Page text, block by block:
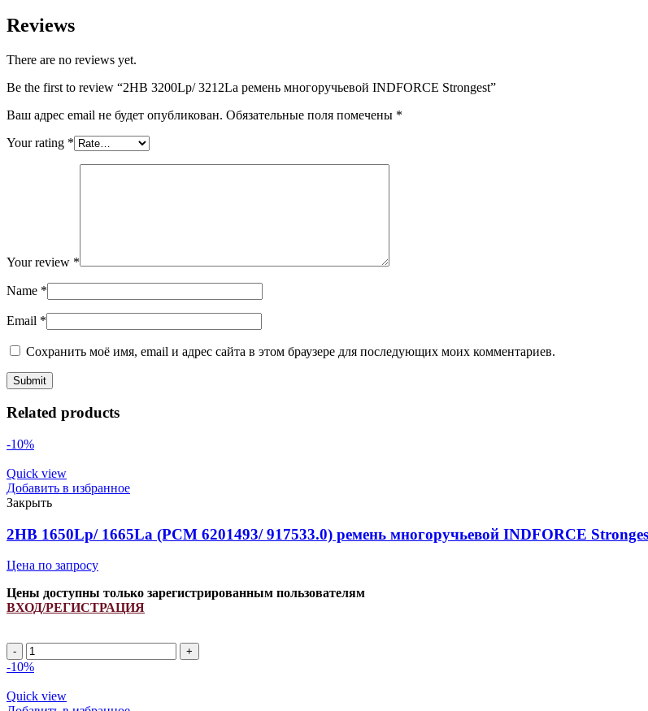
Reviews
There are no reviews yet.
Be the first to review “2HB 3200Lp/ 3212La ремень многоручьевой INDFORCE Strongest”
Ваш адрес email не будет опубликован. Обязательные поля помечены *
Your rating *
Your review *
Name *
Email *
Сохранить моё имя, email и адрес сайта в этом браузере для последующих моих комментариев.
Related products
-10%
Quick view
Добавить в избранное
Закрыть
2HB 1650Lp/ 1665La (PCM 6201493/ 917533.0) ремень многоручьевой INDFORCE
Цена по запросу
Цены доступны только зарегистрированным пользователям
ВХОД/РЕГИСТРАЦИЯ
2HB
1650Lp/
(PCM
6201493/
-10%
Quick view